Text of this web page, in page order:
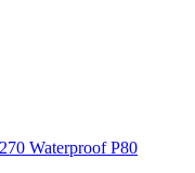
Waterproof P80